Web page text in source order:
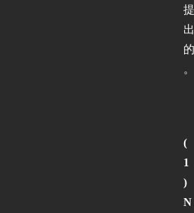
提
出
的
。
(
1
)
N